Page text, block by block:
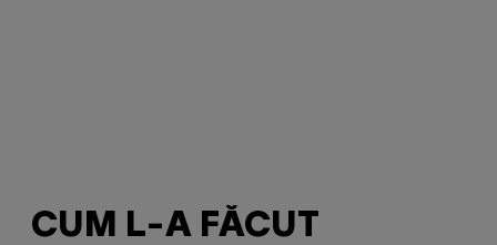
CUM L-A FĂCUT